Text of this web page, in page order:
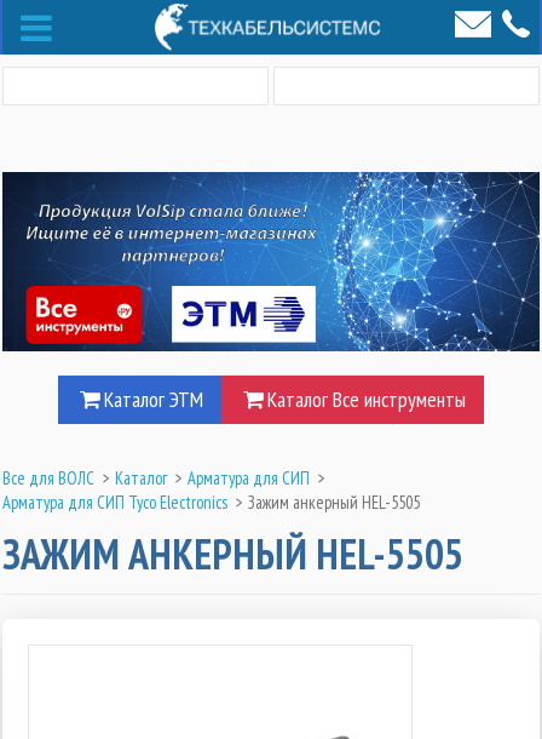
Каталог ЭТМ Каталог Все инструменты
Все для ВОЛС > Каталог > Арматура для СИП >
Арматура для СИП Tyco Electronics > Зажим анкерный HEL-5505
ЗАЖИМ АНКЕРНЫЙ HEL-5505